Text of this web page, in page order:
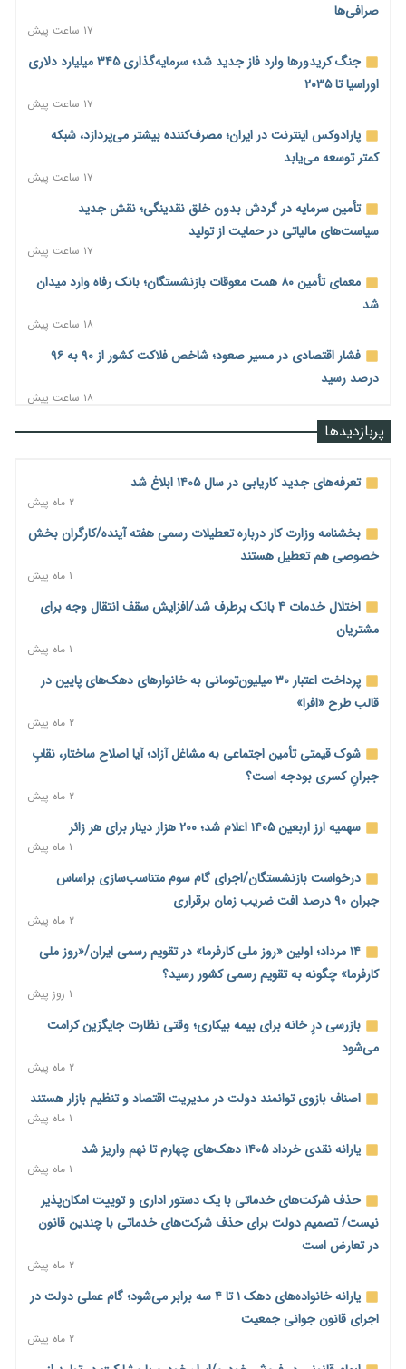
صرافی‌ها
۱۷ ساعت پیش
جنگ کریدورها وارد فاز جدید شد؛ سرمایه‌گذاری ۳۴۵ میلیارد دلاری
اوراسیا تا ۲۰۳۵
۱۷ ساعت پیش
پارادوکس اینترنت در ایران؛ مصرف‌کننده بیشتر می‌پردازد، شبکه
کمتر توسعه می‌یابد
۱۷ ساعت پیش
تأمین سرمایه در گردش بدون خلق نقدینگی؛ نقش جدید
سیاست‌های مالیاتی در حمایت از تولید
۱۷ ساعت پیش
معمای تأمین ۸۰ همت معوقات بازنشستگان؛ بانک رفاه وارد میدان
شد
۱۸ ساعت پیش
فشار اقتصادی در مسیر صعود؛ شاخص فلاکت کشور از ۹۰ به ۹۶
درصد رسید
۱۸ ساعت پیش
رشد ۷۵ هزار میلیاردی بازار خرید اعتباری؛ فین‌تک‌ها وارد میدان
۱۸ ساعت پیش
آغاز اجرای پایلوت «ردا کارت» برای دانشجویان تحصیلات تکمیلی
محدودیت تازه برای شبکه بانکی؛ افزایش سپرده قانونی با هدف
کنترل تورم
ترمز تولید خودرو کشیده شد؛ افت ۲۵ درصدی تیراژ ایران‌خودرو،
سایپا و پارس‌خودرو
بنگاه‌داری بانک‌ها؛ مانع بزرگ خانه‌دار شدن مستأجران
نماینده مجلس: توسعه مرزهای زمینی به راهبرد تأمین کالاهای
اساسی تبدیل شود
خانه کارگر قزوین: شکاف دستمزد و هزینه معیشت هر روز عمیق‌تر
می‌شود
رئیس سازمان امور مالیاتی: بلاگرهای پردرآمد مشمول پرداخت
مالیات هستند
پیش‌بینی افزایش تولید برنج؛ نیاز وارداتی کشور به ۵۰۰ هزار تن
کاهش می‌یابد
امضای تفاهم‌نامه تجاری ایران و پاکستان؛ هدف‌گذاری تجارت ۱۰
اختیارات جدید گمرکات برای تمدید ورود موقت کالا و خودرو تا
پایان شهریور ابلاغ شد
مرحله سیزدهم کالابرگ در سایه تورم؛ قدرت خرید یارانه یک‌میلیونی
پربازدیدها
تعرفه‌های جدید کاریابی در سال ۱۴۰۵ ابلاغ شد
۲ ماه پیش
بخشنامه وزارت کار درباره تعطیلات رسمی هفته آینده/کارگران بخش
خصوصی هم تعطیل هستند
۱ ماه پیش
اختلال خدمات ۴ بانک برطرف شد/افزایش سقف انتقال وجه برای
مشتریان
۱ ماه پیش
پرداخت اعتبار ۳۰ میلیون‌تومانی به خانوارهای دهک‌های پایین در
قالب طرح «افرا»
۲ ماه پیش
شوک قیمتی تأمین اجتماعی به مشاغل آزاد؛ آیا اصلاح ساختار، نقابِ
جبرانِ کسری بودجه است؟
۲ ماه پیش
سهمیه ارز اربعین ۱۴۰۵ اعلام شد؛ ۲۰۰ هزار دینار برای هر زائر
۱ ماه پیش
درخواست بازنشستگان/اجرای گام سوم متناسب‌سازی براساس
جبران ۹۰ درصد افت ضریب زمان برقراری
۲ ماه پیش
۱۴ مرداد؛ اولین «روز ملی کارفرما» در تقویم رسمی ایران/«روز ملی
کارفرما» چگونه به تقویم رسمی کشور رسید؟
۱ روز پیش
بازرسی درِ خانه برای بیمه بیکاری؛ وقتی نظارت جایگزین کرامت
می‌شود
۲ ماه پیش
اصناف بازوی توانمند دولت در مدیریت اقتصاد و تنظیم بازار هستند
۱ ماه پیش
یارانه نقدی خرداد ۱۴۰۵ دهک‌های چهارم تا نهم واریز شد
۱ ماه پیش
حذف شرکت‌های خدماتی با یک دستور اداری و توییت امکان‌پذیر
نیست/ تصمیم دولت برای حذف شرکت‌های خدماتی با چندین قانون
در تعارض است
۲ ماه پیش
یارانه خانواده‌های دهک ۱ تا ۴ سه برابر می‌شود؛ گام عملی دولت در
اجرای قانون جوانی جمعیت
۲ ماه پیش